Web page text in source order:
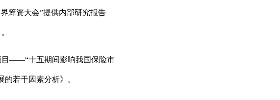
筹资大会”提供内部研究报告
目――“十五期间影响我国保险市
若干因素分析》。